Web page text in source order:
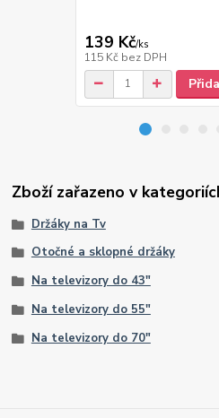
139 Kč/ks
115 Kč bez DPH
Zboží zařazeno v
Držáky na Tv
Otočné a sklopné držáky
Na televizory do 43"
Na televizory do 55"
Na televizory do 70"